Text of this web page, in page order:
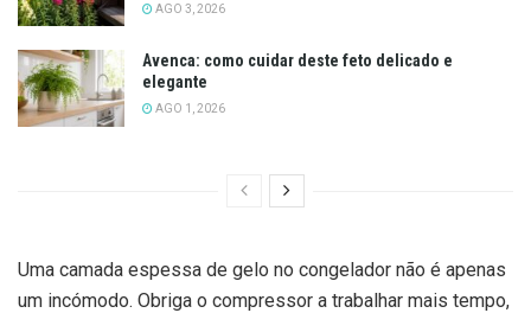
AGO 3, 2026
Avenca: como cuidar deste feto delicado e
elegante
AGO 1, 2026
Uma camada espessa de gelo no congelador não é apenas
um incómodo. Obriga o compressor a trabalhar mais tempo,